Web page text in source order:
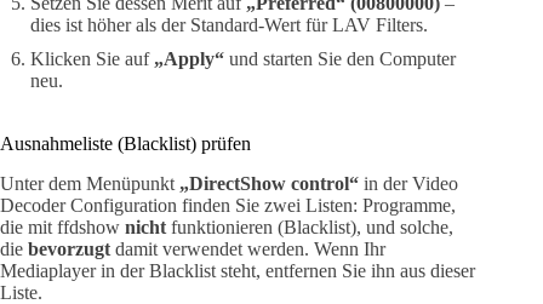
dies ist höher als der Standard-Wert für LAV Filters.
Klicken Sie auf „Apply“ und starten Sie den Computer
neu.
Ausnahmeliste (Blacklist) prüfen
Unter dem Menüpunkt „DirectShow control“ in der Video
Decoder Configuration finden Sie zwei Listen: Programme,
die mit ffdshow nicht funktionieren (Blacklist), und solche,
die bevorzugt damit verwendet werden. Wenn Ihr
Mediaplayer in der Blacklist steht, entfernen Sie ihn aus dieser
Liste.